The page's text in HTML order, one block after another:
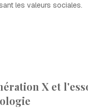
les valeurs sociales.
X et